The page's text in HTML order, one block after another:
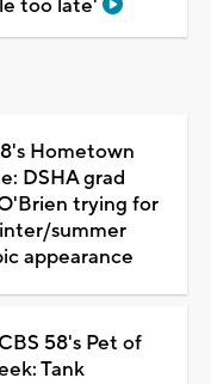
too late'
Hometown
DSHA grad
trying for
summer
appearance
58's Pet of
Tank